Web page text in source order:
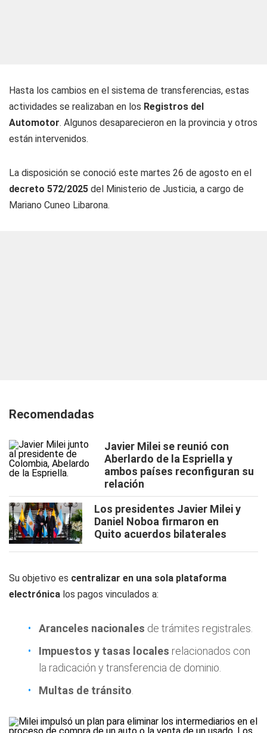
Hasta los cambios en el sistema de transferencias, estas
actividades se realizaban en los Registros del
Automotor. Algunos desaparecieron en la provincia y otros
están intervenidos.
La disposición se conoció este martes 26 de agosto en el
decreto 572/2025 del Ministerio de Justicia, a cargo de
Mariano Cuneo Libarona.
Recomendadas
Javier Milei se reunió con
Aberlardo de la Espriella y
ambos países reconfiguran su
relación
Los presidentes Javier Milei y
Daniel Noboa firmaron en
Quito acuerdos bilaterales
Su objetivo es centralizar en una sola plataforma
electrónica los pagos vinculados a:
Aranceles nacionales de trámites registrales.
Impuestos y tasas locales relacionados con
la radicación y transferencia de dominio.
Multas de tránsito